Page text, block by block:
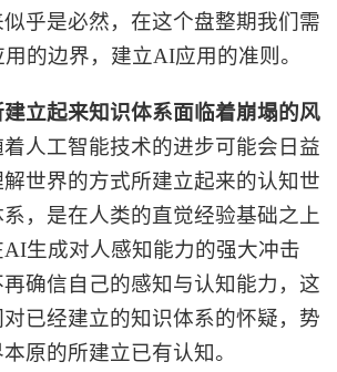
乎是必然，在这个盘整期我们需
的边界，建立AI应用的准则。
立起来知识体系面临着崩塌的风
人工智能技术的进步可能会日益
世界的方式所建立起来的认知世
，是在人类的直觉经验基础之上
AI生成对人感知能力的强大冲击
确信自己的感知与认知能力，这
已经建立的知识体系的怀疑，势
原的所建立已有认知。